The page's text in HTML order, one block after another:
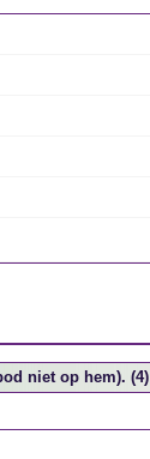
niet op hem). (4)